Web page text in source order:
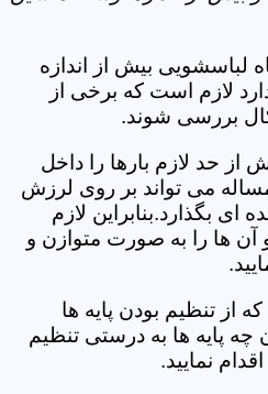
لباسشویی بیش از اندازه
لازم است که برخی از
بررسی شوند.
از حد لازم بارها را داخل
مساله می تواند بر روی لرزش
ای بگذارد.بنابراین لازم
آن ها را به صورت متوازن و
از تنظیم بودن پایه ها
چه پایه ها به درستی تنظیم
نمایید.